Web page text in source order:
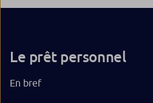
Le prêt personnel
En bref